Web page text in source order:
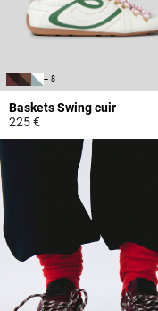
+ 8
Baskets Swing cuir
225 €